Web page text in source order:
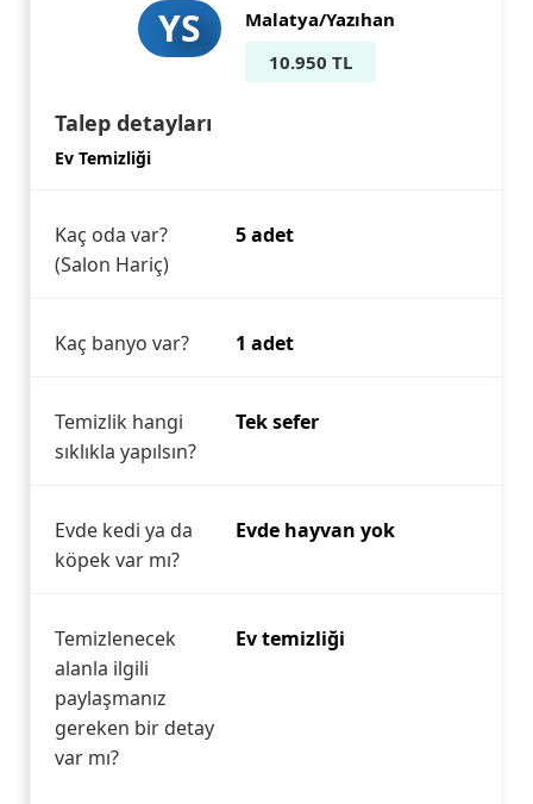
YS
Malatya/Yazıhan
10.950 TL
Talep detayları
Ev Temizliği
Kaç oda var?
(Salon Hariç)
5 adet
Kaç banyo var? 1 adet
Temizlik hangi
sıklıkla yapılsın?
Tek sefer
Evde kedi ya da
köpek var mı?
Evde hayvan yok
Temizlenecek
alanla ilgili
paylaşmanız
gereken bir detay
var mı?
Ev temizliği